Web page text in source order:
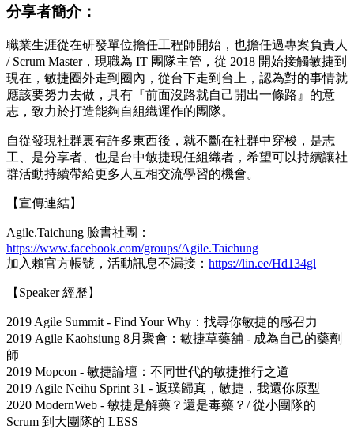
分享者簡介：
職業生涯從在研發單位擔任工程師開始，也擔任過專案負責人
/ Scrum Master，現職為 IT 團隊主管，從 2018 開始接觸敏捷到
現在，敏捷圈外走到圈內，從台下走到台上，認為對的事情就
應該要努力去做，具有『前面沒路就自己開出一條路』的意
志，致力於打造能夠自組織運作的團隊。
自從發現社群裏有許多東西後，就不斷在社群中穿梭，是志
工、是分享者、也是台中敏捷現任組織者，希望可以持續讓社
群活動持續帶給更多人互相交流學習的機會。
【宣傳連結】
Agile.Taichung 臉書社團：
https://www.facebook.com/groups/Agile.Taichung
加入賴官方帳號，活動訊息不漏接： https://lin.ee/Hd134gl
【Speaker 經歷】
2019 Agile Summit - Find Your Why：找尋你敏捷的感召力
2019 Agile Kaohsiung 8月聚會：敏捷草藥舖 - 成為自己的藥劑
師
2019 Mopcon - 敏捷論壇：不同世代的敏捷推行之道
2019 Agile Neihu Sprint 31 - 返璞歸真，敏捷，我還你原型
2020 ModernWeb - 敏捷是解藥？還是毒藥？/ 從小團隊的
Scrum 到大團隊的 LESS